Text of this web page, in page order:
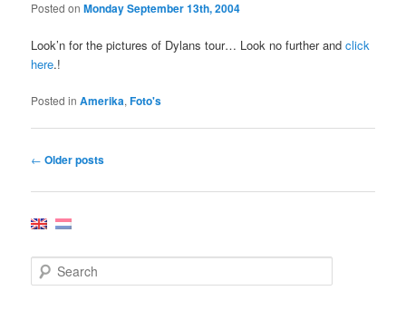
Posted onMonday September 13th, 2004
Look’n for the pictures of Dylans tour… Look no further andclick
here.!
Posted in Amerika,Foto's
Post
← Older posts
e